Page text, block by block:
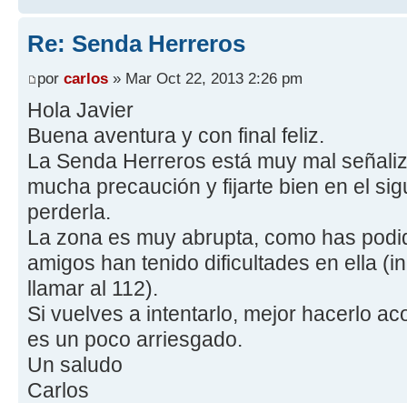
Re: Senda Herreros
por carlos » Mar Oct 22, 2013 2:26 pm
Hola Javier
Buena aventura y con final feliz.
La Senda Herreros está muy mal
mucha precaución y fijarte bien en el
perderla.
La zona es muy abrupta, como has
amigos han tenido dificultades en ella
llamar al 112).
Si vuelves a intentarlo, mejor hacerlo
es un poco arriesgado.
Un saludo
Carlos